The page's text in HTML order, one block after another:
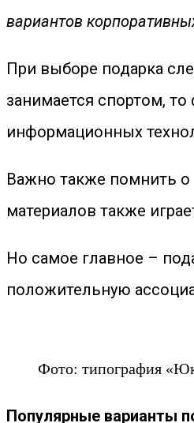
вариантов
При выборе подарка
занимается спортом,
информационных
Важно также помнить
материалов также
Но самое главное –
положительную
Фото: типография
Популярные варианты